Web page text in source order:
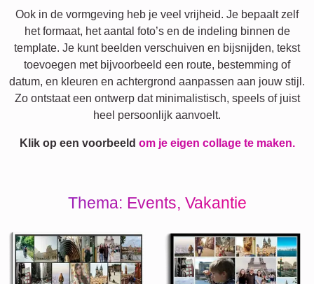
Ook in de vormgeving heb je veel vrijheid. Je bepaalt zelf
het formaat, het aantal foto’s en de indeling binnen de
template. Je kunt beelden verschuiven en bijsnijden, tekst
toevoegen met bijvoorbeeld een route, bestemming of
datum, en kleuren en achtergrond aanpassen aan jouw stijl.
Zo ontstaat een ontwerp dat minimalistisch, speels of juist
heel persoonlijk aanvoelt.
Klik op een voorbeeld om je eigen collage te maken.
Thema: Events, Vakantie